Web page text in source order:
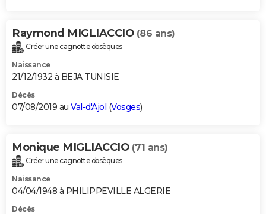
Raymond MIGLIACCIO (86 ans)
Créer une cagnotte obsèques
Naissance
21/12/1932 à BEJA TUNISIE
Décès
07/08/2019 au Val-d'Ajol (Vosges)
Monique MIGLIACCIO (71 ans)
Créer une cagnotte obsèques
Naissance
04/04/1948 à PHILIPPEVILLE ALGERIE
Décès